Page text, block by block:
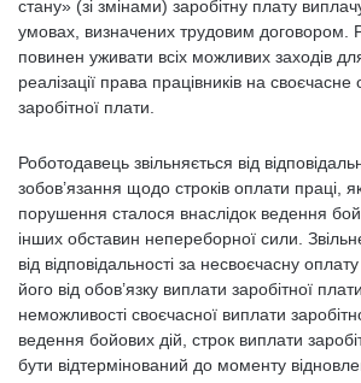
стану» (зі змінами) заробітну плату
умовах, визначених трудовим договором.
повинен уживати всіх можливих заходів
реалізації права працівників на
заробітної плати.
Роботодавець звільняється від
зобов’язання щодо строків оплати
порушення сталося внаслідок ведення
інших обставин непереборної сили.
від відповідальності за несвоєчасну
його від обов’язку виплати заробітної
неможливості своєчасної виплати
ведення бойових дій, строк виплати
бути відтермінований до моменту